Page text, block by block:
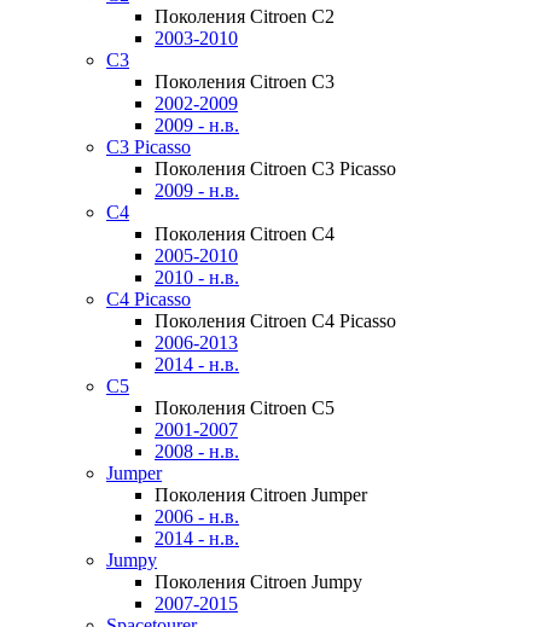
Поколения Citroen C2
2003-2010
C3
Поколения Citroen C3
2002-2009
2009 - н.в.
C3 Picasso
Поколения Citroen C3 Picasso
2009 - н.в.
C4
Поколения Citroen C4
2005-2010
2010 - н.в.
C4 Picasso
Поколения Citroen C4 Picasso
2006-2013
2014 - н.в.
C5
Поколения Citroen C5
2001-2007
2008 - н.в.
Jumper
Поколения Citroen Jumper
2006 - н.в.
2014 - н.в.
Jumpy
Поколения Citroen Jumpy
2007-2015